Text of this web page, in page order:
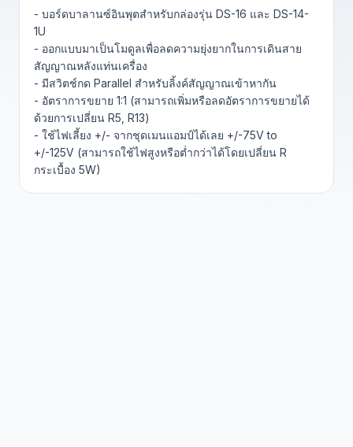
- บอร์ดบาลานซ์อินพุตสำหรับกล่องรุ่น DS-16 และ DS-14-
1U
- ออกแบบมาเป็นโมดูลเพื่อลดความยุ่งยากในการเดินสาย
สัญญาณหลังแท่นเครื่อง
- มีสวิตช์กด Parallel สำหรับลิ้งค์สัญญาณเข้าหากัน
- อัตราการขยาย 1:1 (สามารถเพิ่มหรือลดอัตราการขยายได้
ด้วยการเปลี่ยน R5, R13)
- ใช้ไฟเลี้ยง +/- จากชุดเมนแอมป์ได้เลย +/-75V to
+/-125V (สามารถใช้ไฟสูงหรือต่ำกว่าได้โดยเปลี่ยน R
กระเบื้อง 5W)